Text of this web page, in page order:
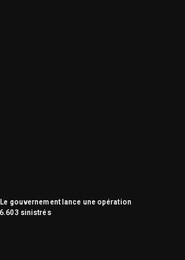
gouvernement lance une opération
sinistrés